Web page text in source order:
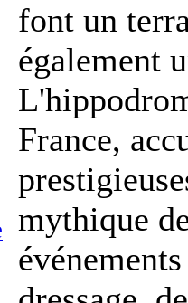
font un
également
France,
mythique